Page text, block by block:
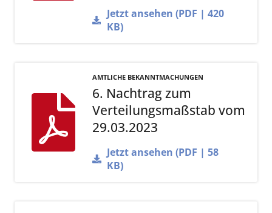
Jetzt ansehen (PDF | 420
KB)
AMTLICHE BEKANNTMACHUNGEN
6. Nachtrag zum
Verteilungsmaßstab vom
29.03.2023
Jetzt ansehen (PDF | 58
KB)